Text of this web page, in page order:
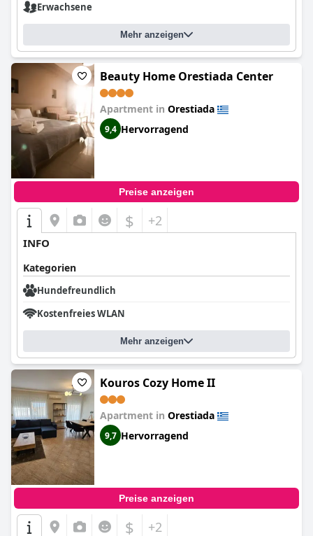
Erwachsene
Mehr anzeigen
Beauty Home Orestiada Center
Apartment in Orestiada
9,4 Hervorragend
Preise anzeigen
$ +2
INFO
Kategorien
Hundefreundlich
Kostenfreies WLAN
Mehr anzeigen
Kouros Cozy Home II
Apartment in Orestiada
9,7 Hervorragend
Preise anzeigen
$ +2